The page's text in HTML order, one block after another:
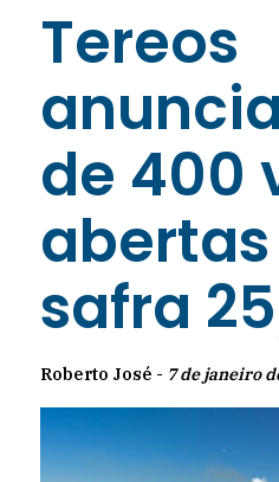
Tereos
de 400
safra
Roberto José - 7 de janeiro